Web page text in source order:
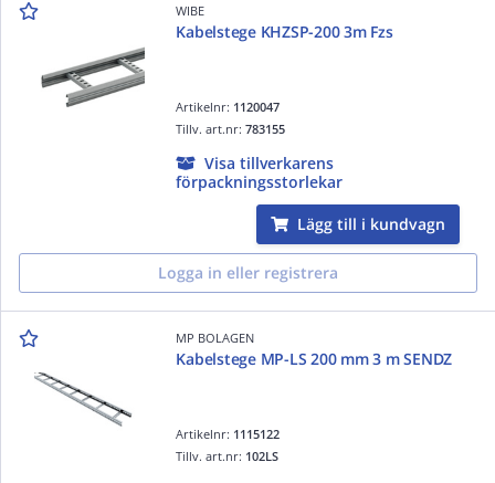
WIBE
Kabelstege KHZSP-200 3m Fzs
Artikelnr: 1120047
Tillv. art.nr:783155
Visa tillverkarens
förpackningsstorlekar
Lägg till i kundvagn
Logga in eller registrera
MP BOLAGEN
Kabelstege MP-LS 200 mm 3 m SENDZ
Artikelnr: 1115122
Tillv. art.nr: 102LS